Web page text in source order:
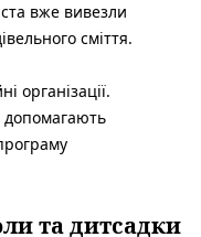
вже вивезли
сміття.
організації.
та дитсадки